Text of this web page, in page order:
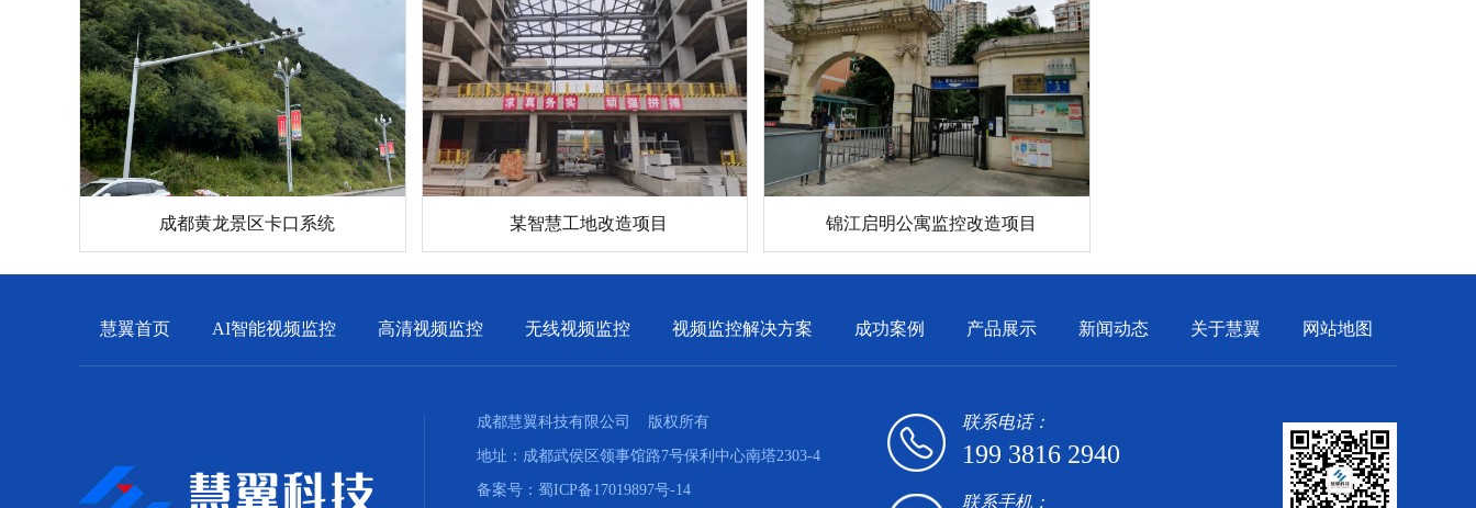
成都黄龙景区卡口系统 某智慧工地改造项目 锦江启明公寓监控改造项目
慧翼首页 AI智能视频监控 高清视频监控 无线视频监控 视频监控解决方案 成功案例 产品展示 新闻动态 关于慧翼 网站地图
成都慧翼科技有限公司 版权所有
地址：成都武侯区领事馆路7号保利中心南塔2303-4
备案号： 蜀ICP备17019897号-14
联系电话：
199 3816 2940
联系手机：